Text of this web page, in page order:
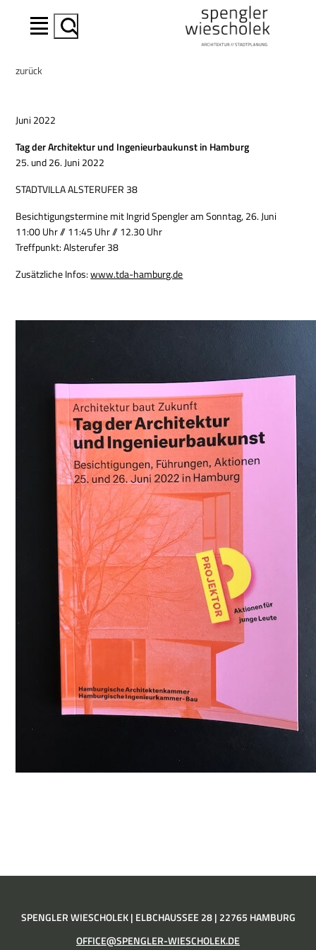
Suchen
zurück
Juni 2022
Tag der Architektur und Ingenieurbaukunst in Hamburg
25. und 26. Juni 2022
STADTVILLA ALSTERUFER 38
Besichtigungstermine mit Ingrid Spengler am Sonntag, 26. Juni
11:00 Uhr // 11:45 Uhr // 12.30 Uhr
Treffpunkt: Alsterufer 38
Zusätzliche Infos:www.tda-hamburg.de
SPENGLER WIESCHOLEK | ELBCHAUSSEE 28 | 22765 HAMBURG
OFFICE@SPENGLER-WIESCHOLEK.DE